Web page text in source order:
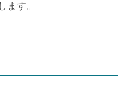
ます。